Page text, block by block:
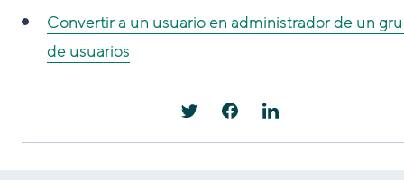
Convertir a un usuario en administrador de un
de usuarios